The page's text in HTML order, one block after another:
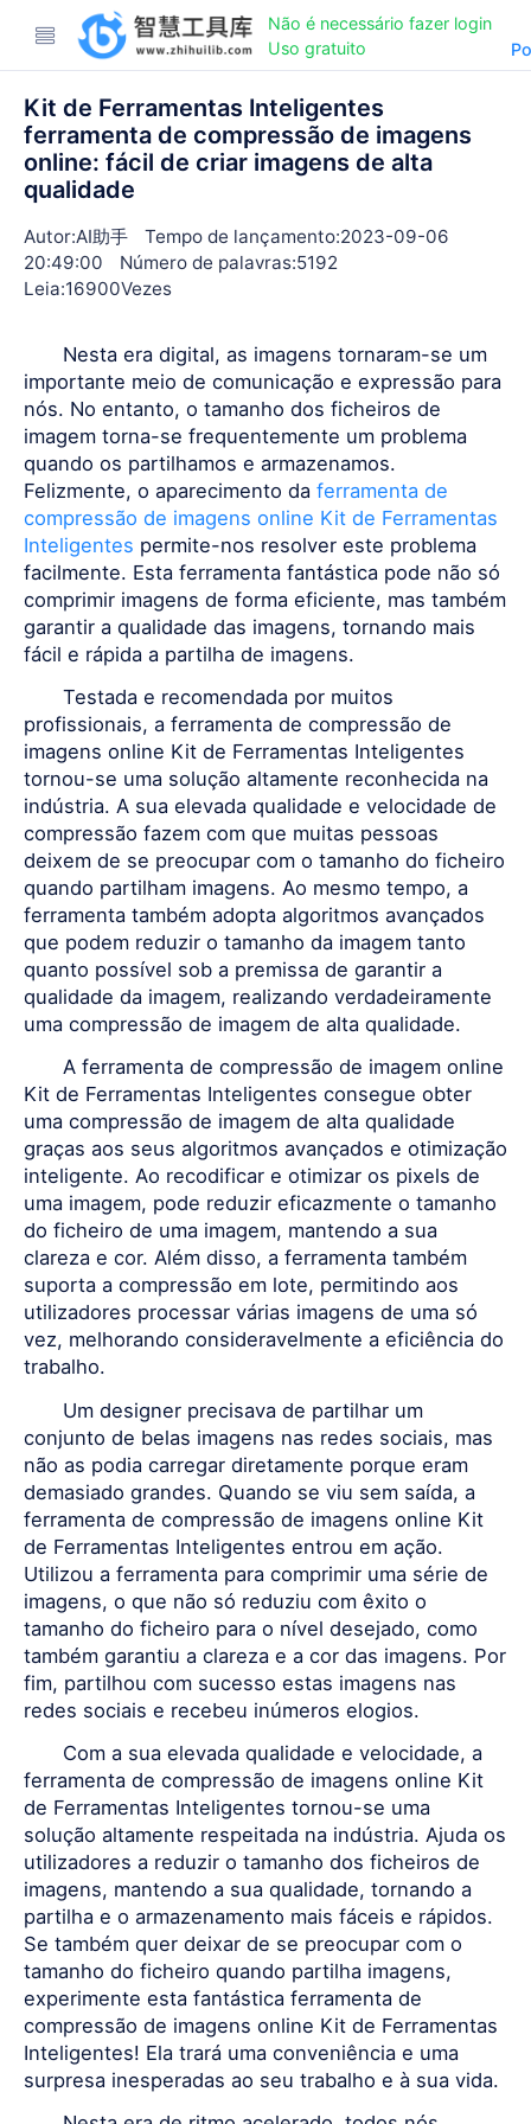
Não é necessário fazer login
Uso gratuito
Kit de Ferramentas Inteligentes
ferramenta de compressão de imagens
online: fácil de criar imagens de alta
qualidade
Autor:AI助手
Tempo de lançamento:2023-09-06
20:49:00
Número de palavras:5192
Leia:16900Vezes
Nesta era digital, as imagens tornaram-se um
importante meio de comunicação e expressão para
nós. No entanto, o tamanho dos ficheiros de
imagem torna-se frequentemente um problema
quando os partilhamos e armazenamos.
Felizmente, o aparecimento da ferramenta de
compressão de imagens online Kit de Ferramentas
Inteligentes permite-nos resolver este problema
facilmente. Esta ferramenta fantástica pode não só
comprimir imagens de forma eficiente, mas também
garantir a qualidade das imagens, tornando mais
fácil e rápida a partilha de imagens.
Testada e recomendada por muitos
profissionais, a ferramenta de compressão de
imagens online Kit de Ferramentas Inteligentes
tornou-se uma solução altamente reconhecida na
indústria. A sua elevada qualidade e velocidade de
compressão fazem com que muitas pessoas
deixem de se preocupar com o tamanho do ficheiro
quando partilham imagens. Ao mesmo tempo, a
ferramenta também adopta algoritmos avançados
que podem reduzir o tamanho da imagem tanto
quanto possível sob a premissa de garantir a
qualidade da imagem, realizando verdadeiramente
uma compressão de imagem de alta qualidade.
A ferramenta de compressão de imagem online
Kit de Ferramentas Inteligentes consegue obter
uma compressão de imagem de alta qualidade
graças aos seus algoritmos avançados e otimização
inteligente. Ao recodificar e otimizar os pixels de
uma imagem, pode reduzir eficazmente o tamanho
do ficheiro de uma imagem, mantendo a sua
clareza e cor. Além disso, a ferramenta também
suporta a compressão em lote, permitindo aos
utilizadores processar várias imagens de uma só
vez, melhorando consideravelmente a eficiência do
trabalho.
Um designer precisava de partilhar um
conjunto de belas imagens nas redes sociais, mas
não as podia carregar diretamente porque eram
demasiado grandes. Quando se viu sem saída, a
ferramenta de compressão de imagens online Kit
de Ferramentas Inteligentes entrou em ação.
Utilizou a ferramenta para comprimir uma série de
imagens, o que não só reduziu com êxito o
tamanho do ficheiro para o nível desejado, como
também garantiu a clareza e a cor das imagens. Por
fim, partilhou com sucesso estas imagens nas
redes sociais e recebeu inúmeros elogios.
Com a sua elevada qualidade e velocidade, a
ferramenta de compressão de imagens online Kit
de Ferramentas Inteligentes tornou-se uma
solução altamente respeitada na indústria. Ajuda os
utilizadores a reduzir o tamanho dos ficheiros de
imagens, mantendo a sua qualidade, tornando a
partilha e o armazenamento mais fáceis e rápidos.
Se também quer deixar de se preocupar com o
tamanho do ficheiro quando partilha imagens,
experimente esta fantástica ferramenta de
compressão de imagens online Kit de Ferramentas
Inteligentes! Ela trará uma conveniência e uma
surpresa inesperadas ao seu trabalho e à sua vida.